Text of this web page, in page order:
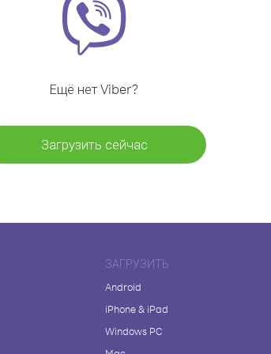
Ещё нет Viber?
Загрузить сейчас
ЗАГРУЗИТЬ
Android
iPhone & iPad
Windows PC